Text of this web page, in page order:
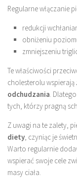
Regularne włączanie
redukcji
obniżeniu
zmniejszeniu
Te właściwości
cholesterolu wspierają
odchudzania.
tych, którzy pragną
Z uwagi na te zalety,
diety, czyniąc je
Warto regularnie
wspierać swoje cele
masy ciała.